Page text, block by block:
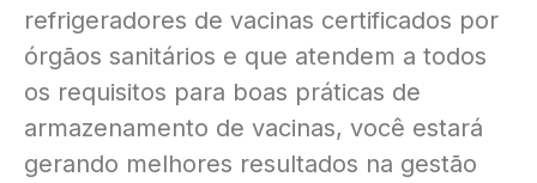
refrigeradores de vacinas certificados por
órgãos sanitários e que atendem a todos
os requisitos para boas práticas de
armazenamento de vacinas, você estará
gerando melhores resultados na gestão